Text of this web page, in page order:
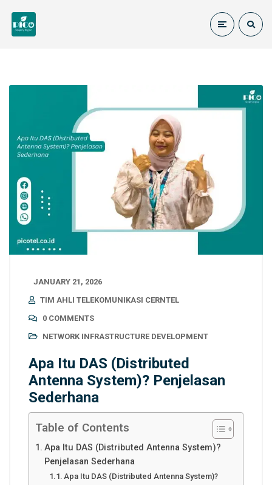
JANUARY 21, 2026
TIM AHLI TELEKOMUNIKASI CERNTEL
0 COMMENTS
NETWORK INFRASTRUCTURE DEVELOPMENT
Apa Itu DAS (Distributed
Antenna System)? Penjelasan
Sederhana
Table of Contents
Apa Itu DAS (Distributed Antenna System)?
Penjelasan Sederhana
Apa Itu DAS (Distributed Antenna System)?